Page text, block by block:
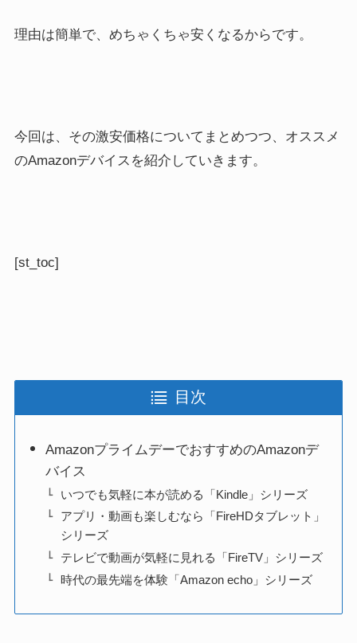
理由は簡単で、めちゃくちゃ安くなるからです。
今回は、その激安価格についてまとめつつ、オススメ
のAmazonデバイスを紹介していきます。
[st_toc]
目次
AmazonプライムデーでおすすめのAmazonデ
バイス
いつでも気軽に本が読める「Kindle」シリーズ
アプリ・動画も楽しむなら「FireHDタブレット」
シリーズ
テレビで動画が気軽に見れる「FireTV」シリーズ
時代の最先端を体験「Amazon echo」シリーズ